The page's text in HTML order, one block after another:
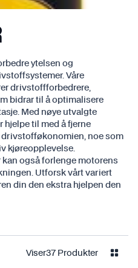
ytelsen og
Våre
drivstoffforbedrere,
bidrar til å optimalisere
Med nøye utvalgte
hjelpe til med å fjerne
noe som
kjøreopplevelse.
også forlenge motorens
Utforsk vårt variert
din den ekstra hjelpen den
Viser37 Produkter